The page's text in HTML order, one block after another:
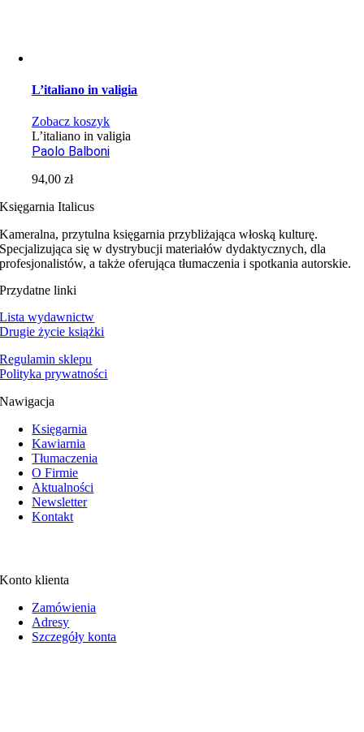
L’italiano in valigia
Zobacz koszyk
L’italiano in valigia
Paolo Balboni
94,00zł
Księgarnia Italicus
Kameralna, przytulna księgarnia przybliżająca włoską kulturę.
Specjalizująca się w dystrybucji materiałów dydaktycznych, dla
profesjonalistów, a także oferująca tłumaczenia i spotkania autorskie.
Przydatne linki
Lista wydawnictw
Drugie życie książki
Regulamin sklepu
Polityka prywatności
Nawigacja
Księgarnia
Kawiarnia
Tłumaczenia
O Firmie
Aktualności
Newsletter
Kontakt
Konto klienta
Zamówienia
Adresy
Szczegóły konta